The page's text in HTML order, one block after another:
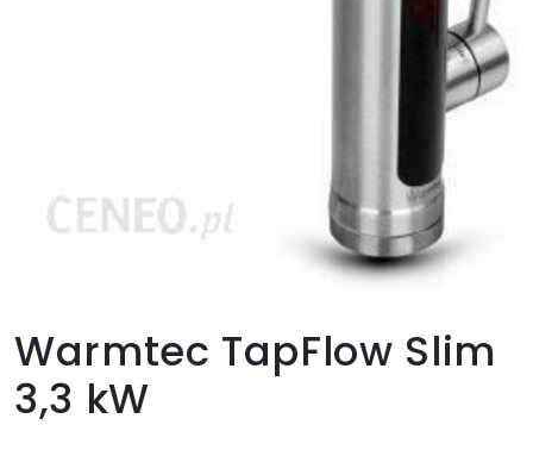
Warmtec TapFlow Slim
3,3 kW